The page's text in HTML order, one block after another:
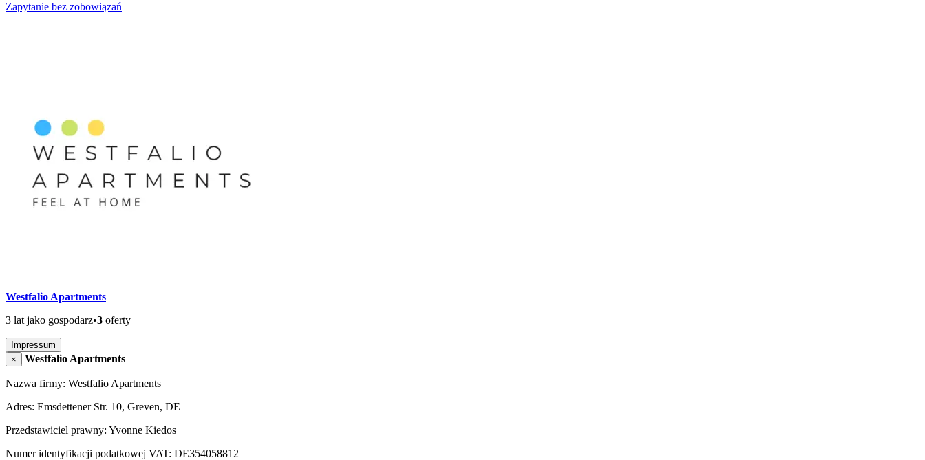
Zapytanie bez zobowiązań
Westfalio Apartments
3 lat jako gospodarz•3 oferty
Impressum
×
Westfalio Apartments
Nazwa firmy: Westfalio Apartments
Adres: Emsdettener Str. 10, Greven, DE
Przedstawiciel prawny: Yvonne Kiedos
Numer identyfikacji podatkowej VAT: DE354058812